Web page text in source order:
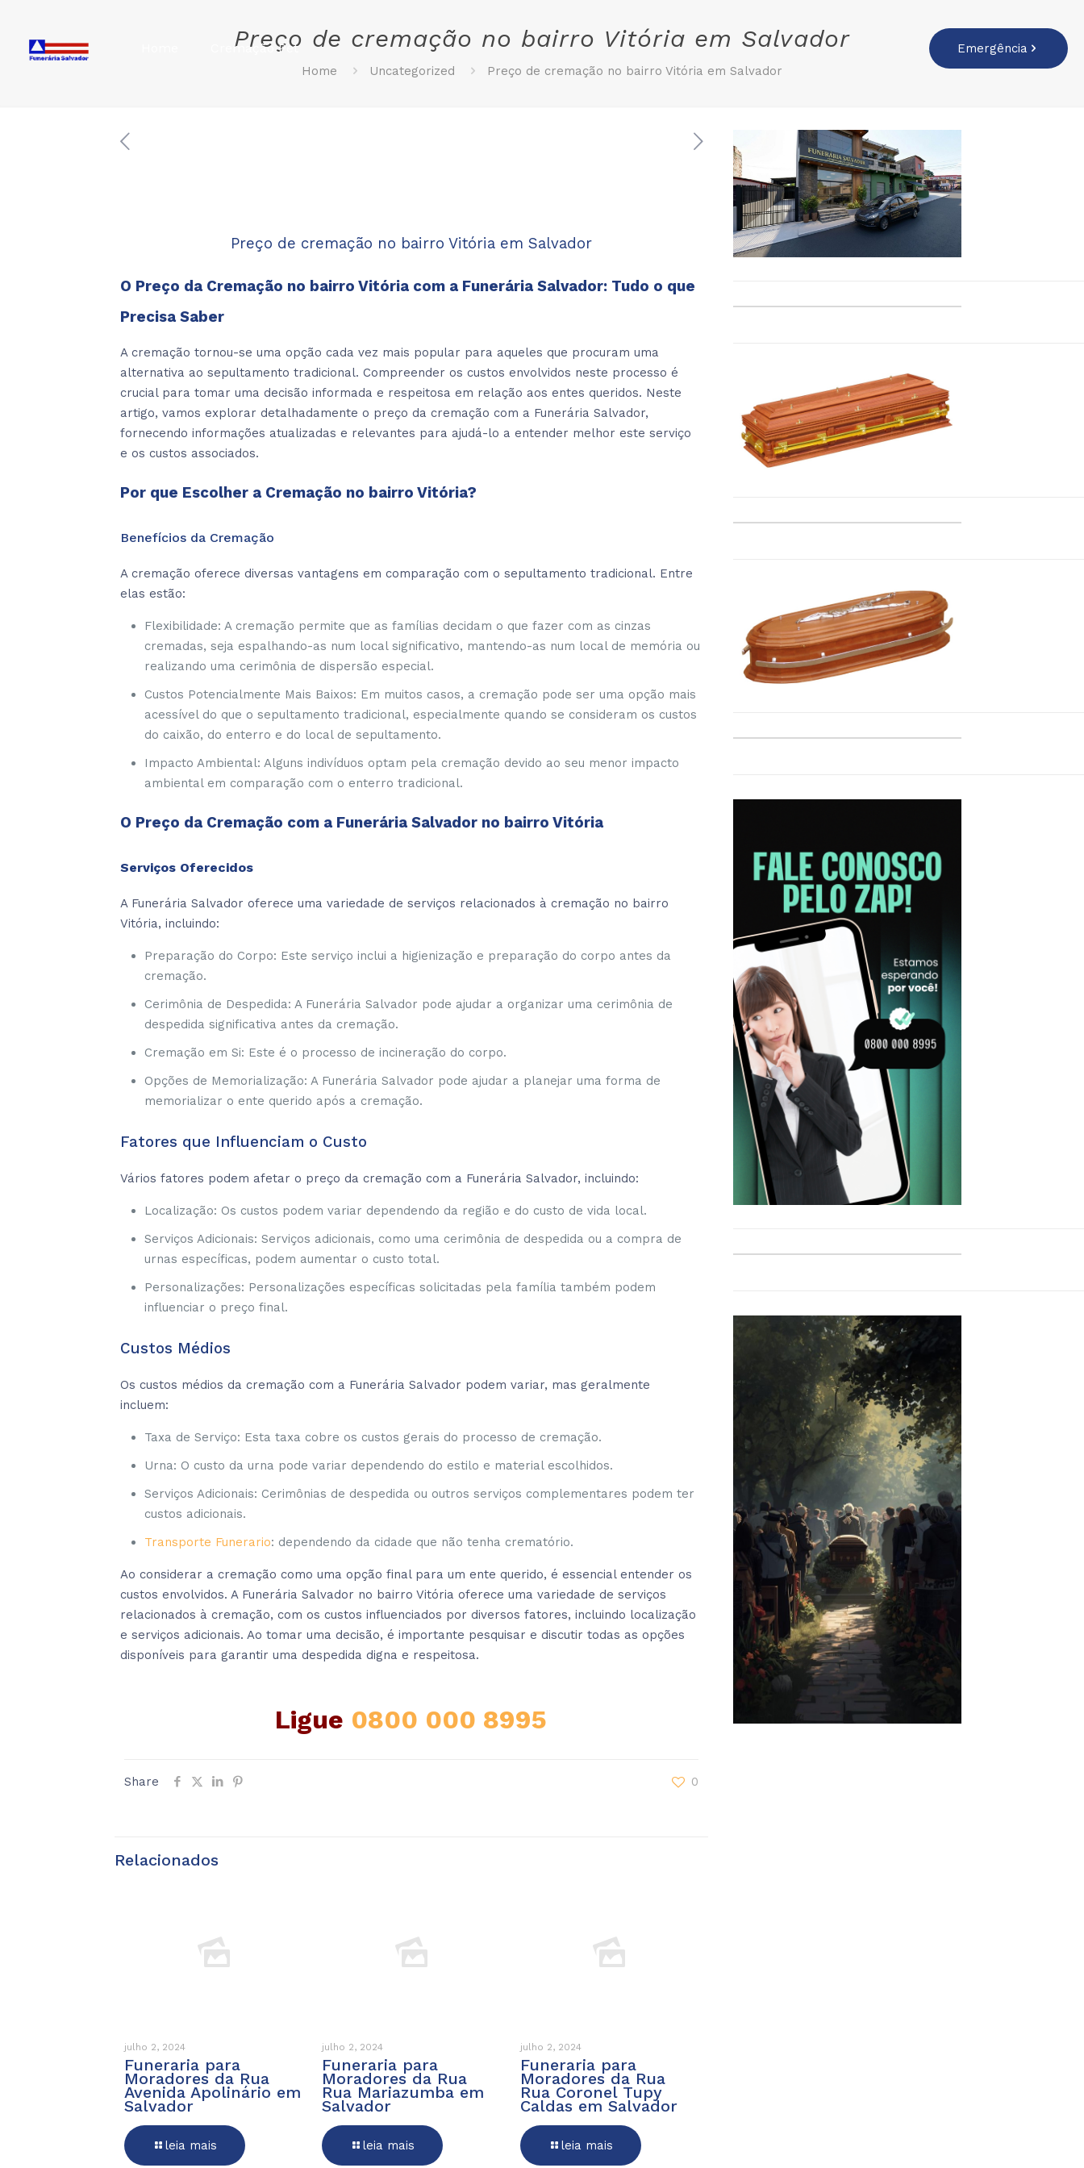
Cremação Pet Emergência
Preço de cremação no bairro Vitória em Salvador
Home Uncategorized Preço de cremação no bairro Vitória em Salvador
Preço de cremação no bairro Vitória em Salvador
O Preço da Cremação no bairro Vitória com a Funerária Salvador: Tudo o que
Precisa Saber
A cremação tornou-se uma opção cada vez mais popular para aqueles que procuram uma
alternativa ao sepultamento tradicional. Compreender os custos envolvidos neste processo é
crucial para tomar uma decisão informada e respeitosa em relação aos entes queridos. Neste
artigo, vamos explorar detalhadamente o preço da cremação com a Funerária Salvador,
fornecendo informações atualizadas e relevantes para ajudá-lo a entender melhor este serviço
e os custos associados.
Por que Escolher a Cremação no bairro Vitória?
Benefícios da Cremação
A cremação oferece diversas vantagens em comparação com o sepultamento tradicional. Entre
elas estão:
Flexibilidade: A cremação permite que as famílias decidam o que fazer com as cinzas
cremadas, seja espalhando-as num local significativo, mantendo-as num local de memória ou
realizando uma cerimônia de dispersão especial.
Custos Potencialmente Mais Baixos: Em muitos casos, a cremação pode ser uma opção mais
acessível do que o sepultamento tradicional, especialmente quando se consideram os custos
do caixão, do enterro e do local de sepultamento.
Impacto Ambiental: Alguns indivíduos optam pela cremação devido ao seu menor impacto
ambiental em comparação com o enterro tradicional.
O Preço da Cremação com a Funerária Salvador no bairro Vitória
Serviços Oferecidos
A Funerária Salvador oferece uma variedade de serviços relacionados à cremação no bairro
Vitória, incluindo:
Preparação do Corpo: Este serviço inclui a higienização e preparação do corpo antes da
cremação.
Cerimônia de Despedida: A Funerária Salvador pode ajudar a organizar uma cerimônia de
despedida significativa antes da cremação.
Cremação em Si: Este é o processo de incineração do corpo.
Opções de Memorialização: A Funerária Salvador pode ajudar a planejar uma forma de
memorializar o ente querido após a cremação.
Fatores que Influenciam o Custo
Vários fatores podem afetar o preço da cremação com a Funerária Salvador, incluindo:
Localização: Os custos podem variar dependendo da região e do custo de vida local.
Serviços Adicionais: Serviços adicionais, como uma cerimônia de despedida ou a compra de
urnas específicas, podem aumentar o custo total.
Personalizações: Personalizações específicas solicitadas pela família também podem
influenciar o preço final.
Custos Médios
Os custos médios da cremação com a Funerária Salvador podem variar, mas geralmente
incluem:
Taxa de Serviço: Esta taxa cobre os custos gerais do processo de cremação.
Urna: O custo da urna pode variar dependendo do estilo e material escolhidos.
Serviços Adicionais: Cerimônias de despedida ou outros serviços complementares podem ter
custos adicionais.
Transporte Funerario: dependendo da cidade que não tenha crematório.
Ao considerar a cremação como uma opção final para um ente querido, é essencial entender os
custos envolvidos. A Funerária Salvador no bairro Vitória oferece uma variedade de serviços
relacionados à cremação, com os custos influenciados por diversos fatores, incluindo localização
e serviços adicionais. Ao tomar uma decisão, é importante pesquisar e discutir todas as opções
disponíveis para garantir uma despedida digna e respeitosa.
Ligue 0800 000 8995
Share 0
Relacionados
julho 2, 2024
Funeraria para
Moradores da Rua
Avenida Apolinário em
Salvador
leia mais
julho 2, 2024
Funeraria para
Moradores da Rua
Rua Mariazumba em
Salvador
leia mais
julho 2, 2024
Funeraria para
Moradores da Rua
Rua Coronel Tupy
Caldas em Salvador
leia mais